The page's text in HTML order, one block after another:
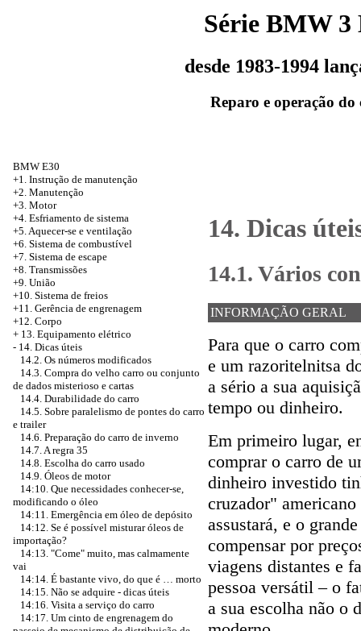
Série BMW 3
desde 1983-1994
Reparo e operação do
BMW E30
+1. Instrução de manutenção
+2. Manutenção
+3. Motor
+4. Esfriamento de sistema
+5. Aquecer-se e ventilação
+6. Sistema de combustível
+7. Sistema de escape
+8. Transmissões
+9. União
+10. Sistema de freios
+11. Gerência de engrenagem
+12. Corpo
+ 13. Equipamento elétrico
- 14. Dicas úteis
14.2. Os números modificados
14.3. Compra do velho carro ou conjunto
de dados misterioso e cartas
14.4. Durabilidade do carro
14.5. Sobre paralelismo de pontes do carro
e trailer
14.6. Preparação do carro de inverno
14.7. A regra 35
14.8. Escolha do carro usado
14.9. Óleos de motor
14:10. Que necessidades conhecer-se,
modificando o óleo
14:11. Emergência em óleo de depósito
14:12. Se é possível misturar óleos de
importação?
14:13. "Come" muito, mas calmamente
vai
14:14. É bastante vivo, do que é … morto
14:15. Não se adquire - dicas úteis
14:16. Visita a serviço do carro
14:17. Um cinto de engrenagem do
14. Dicas
14.1. Vários
INFORMAÇÃO GERAL
Para que o carro
e um razoritelnitsa
a sério a sua
tempo ou dinheiro.
Em primeiro lugar,
comprar o carro de
dinheiro investido
cruzador"
assustará, e o
compensar por
viagens distantes e
pessoa versátil – o
a sua escolha não o